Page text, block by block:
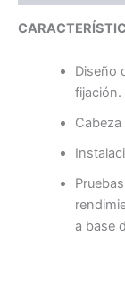
Diseño
fijación.
a base